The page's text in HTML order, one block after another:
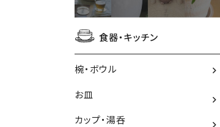
食器・キッチン
椀・ボウル
お皿
カップ・湯呑